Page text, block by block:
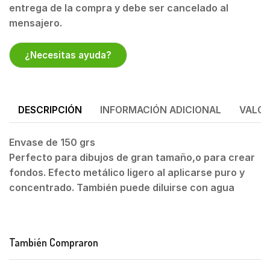
entrega de la compra y debe ser cancelado al
mensajero.
¿Necesitas ayuda?
DESCRIPCIÓN INFORMACIÓN ADICIONAL
Envase de 150 grs
Perfecto para dibujos de gran tamaño,o para crear
fondos. Efecto metálico ligero al aplicarse puro y
concentrado. También puede diluirse con agua
También Compraron